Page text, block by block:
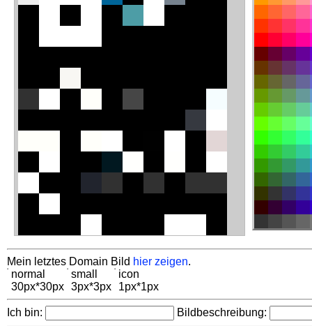
Mein letztes Domain Bild hier zeigen.
normal
30px*30px
small
3px*3px
icon
1px*1px
Ich bin: Bildbeschreibung: